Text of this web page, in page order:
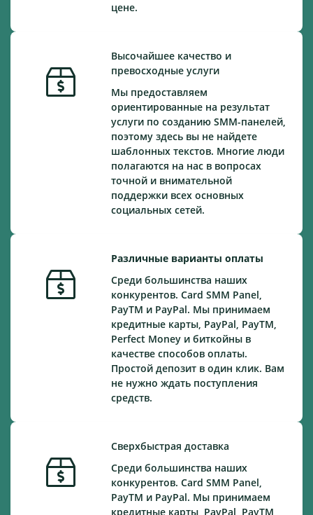
цене.
Высочайшее качество и
превосходные услуги
Мы предоставляем
ориентированные на результат
услуги по созданию SMM-панелей,
поэтому здесь вы не найдете
шаблонных текстов. Многие люди
полагаются на нас в вопросах
точной и внимательной
поддержки всех основных
социальных сетей.
Различные варианты оплаты
Среди большинства наших
конкурентов. Card SMM Panel,
PayTM и PayPal. Мы принимаем
кредитные карты, PayPal, PayTM,
Perfect Money и биткойны в
качестве способов оплаты.
Простой депозит в один клик. Вам
не нужно ждать поступления
средств.
Сверхбыстрая доставка
Среди большинства наших
конкурентов. Card SMM Panel,
PayTM и PayPal. Мы принимаем
кредитные карты, PayPal, PayTM,